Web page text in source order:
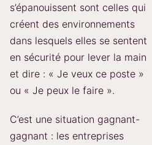
s’épanouissent sont celles qui
créent des environnements
dans lesquels elles se sentent
en sécurité pour lever la main
et dire : « Je veux ce poste »
ou « Je peux le faire ».
C’est une situation gagnant-
gagnant : les entreprises